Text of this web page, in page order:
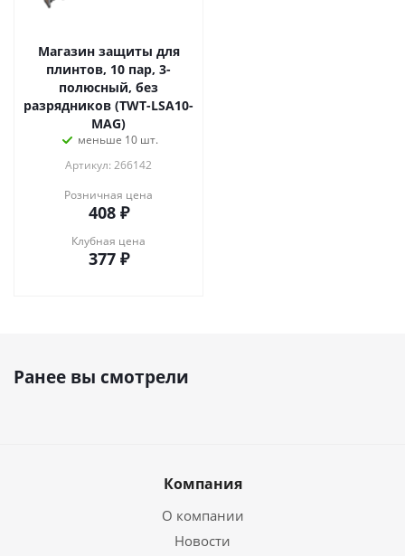
Магазин защиты для
плинтов, 10 пар, 3-
полюсный, без
разрядников (TWT-LSA10-
MAG)
меньше 10 шт.
Артикул: 266142
Розничная цена
408₽
Клубная цена
377₽
Ранее вы смотрели
Компания
О компании
Новости